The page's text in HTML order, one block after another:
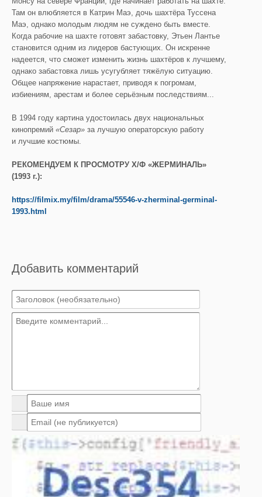
Там он влюбляется в Катрин Маэ, дочь шахтёра Туссена
Маэ, однако молодым людям не суждено быть вместе.
Когда рабочие на шахте готовят забастовку, Этьен Лантье
становится одним из лидеров бастующих. Он искренне
надеется, что сможет изменить жизнь шахтёров к лучшему,
однако забастовка лишь усугубляет тяжёлую ситуацию.
Общее напряжение нарастает, приводя к погромам,
избиениям, арестам и более серьёзным последствиям...
В 1994 году картина удостоилась двух национальных
кинопремий «Сезар» за лучшую операторскую работу
и лучшие костюмы.
РЕКОМЕНДУЕМ К ПРОСМОТРУ Х/Ф «ЖЕРМИНАЛЬ»
(1993 г.):
https://filmix.my/film/drama/55546-v-zherminal-germinal-
1993.html
Добавить комментарий